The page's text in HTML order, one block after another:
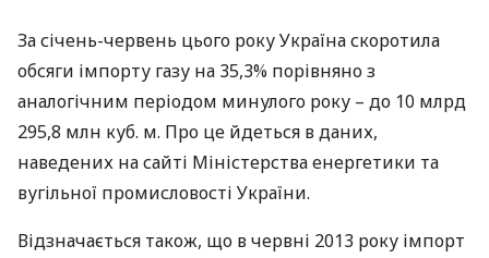
За січень-червень цього року Україна скоротила
обсяги імпорту газу на 35,3% порівняно з
аналогічним періодом минулого року – до 10 млрд
295,8 млн куб. м. Про це йдеться в даних,
наведених на сайті Міністерства енергетики та
вугільної промисловості України.
Відзначається також, що в червні 2013 року імпорт